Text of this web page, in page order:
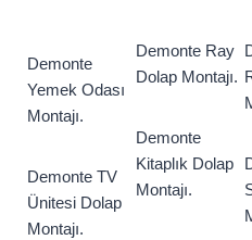
Demonte
Yemek Odası
Montajı.
Demonte TV
Ünitesi Dolap
Montajı.
Demonte Ray
Dolap Montajı.
Demonte
Kitaplık Dolap
Montajı.